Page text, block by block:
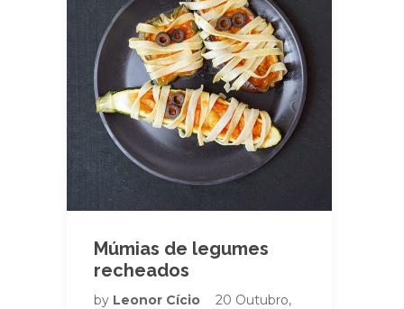
Múmias de legumes
recheados
by Leonor Cício
20 Outubro,